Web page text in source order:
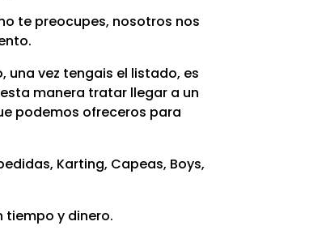
te preocupes, nosotros nos
una vez tengais el listado, es
manera tratar llegar a un
podemos ofreceros para
Karting, Capeas, Boys,
tiempo y dinero.